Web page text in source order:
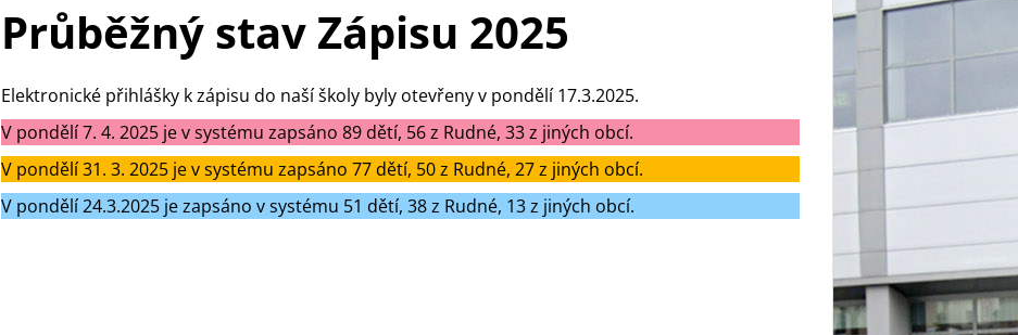
Průběžný stav Zápisu 2025
Elektronické přihlášky k zápisu do naší školy byly otevřeny v pondělí 17.3.2025.
V pondělí 7. 4. 2025 je v systému zapsáno 89 dětí, 56 z Rudné, 33 z jiných obcí.
V pondělí 31. 3. 2025 je v systému zapsáno 77 dětí, 50 z Rudné, 27 z jiných obcí.
V pondělí 24.3.2025 je zapsáno v systému 51 dětí, 38 z Rudné, 13 z jiných obcí.